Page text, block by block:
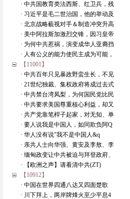
· 中共国教育类法西斯、红卫兵，残
· 习近平是毛二世治国，他的举动及
· 北京战略藐视对手＆制造冲突升高
· 美中阿拉斯加激烈交锋，因习皇帝
· 为何中共惹祸，演变成华人亚裔挡
· 人有公义的能力使民主成为可能，
【11001】
· 中共百年只见暴政野蛮生长，不见
· 21世纪独裁、集权政府将成过去式
· 中共禁台湾凤梨，为何国民党比民
· 中共要求美国尊重核心利益，却又
· 共产党靠笔桿子起家，对无知、单
· 要人说我是中国人，如同欺负阿Q
· 华人没有说"我不是中国人&q
· 亲共人士向华强、黄安及李敖、李
· 缅甸政变让中共被迫与拜登政府、
· 【欧洲之声】请看清中共(ZT)
【10912】
· 中国在世界四通八达又四面楚歌
· 川下拜上，两岸牌烽火至少平息4